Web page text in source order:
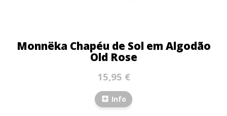
Monnëka Chapéu de Sol em Algodão
Old Rose
15,95 €
Info